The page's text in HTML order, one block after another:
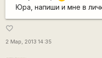
Юра, напиши и мне в
favorite_border
2 Мар, 2013 14:35